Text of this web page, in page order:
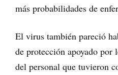
más probabilidades de
El virus también pareció
de protección apoyado
del personal que tuvieron